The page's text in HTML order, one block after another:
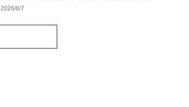
せ方の黄金法則と男女別おすすめコーデ
2026/8/7